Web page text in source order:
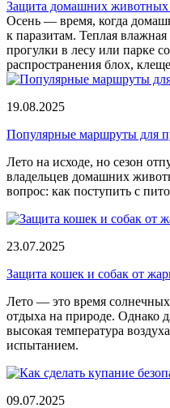
Защита домашних животных
Осень — время, когда
к паразитам. Теплая
прогулки в лесу или парке
распространения блох,
19.08.2025
Популярные маршруты для
Лето на исходе, но сезон
владельцев домашних
вопрос: как поступить с
23.07.2025
Защита кошек и собак от
Лето — это время
отдыха на природе. Однако
высокая температура
испытанием.
09.07.2025